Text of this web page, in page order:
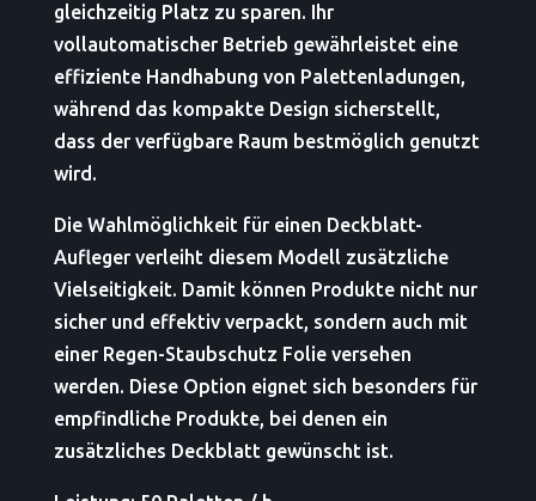
gleichzeitig Platz zu sparen. Ihr
vollautomatischer Betrieb gewährleistet eine
effiziente Handhabung von Palettenladungen,
während das kompakte Design sicherstellt,
dass der verfügbare Raum bestmöglich genutzt
wird.
Die Wahlmöglichkeit für einen Deckblatt-
Aufleger verleiht diesem Modell zusätzliche
Vielseitigkeit. Damit können Produkte nicht nur
sicher und effektiv verpackt, sondern auch mit
einer Regen-Staubschutz Folie versehen
werden. Diese Option eignet sich besonders für
empfindliche Produkte, bei denen ein
zusätzliches Deckblatt gewünscht ist.